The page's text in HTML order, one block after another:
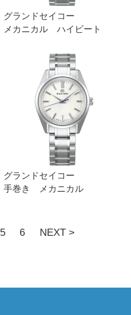
グランドセイコー
メカニカル ハイビート
グランドセイコー
手巻き メカニカル
5 6 NEXT >